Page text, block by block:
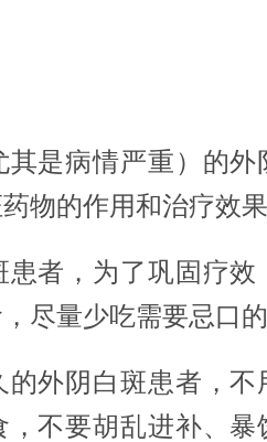
其是病情严重）的外
物的作用和治疗效果
患者，为了巩固疗
尽量少吃需要忌口的
的外阴白斑患者，不
不要胡乱进补、暴